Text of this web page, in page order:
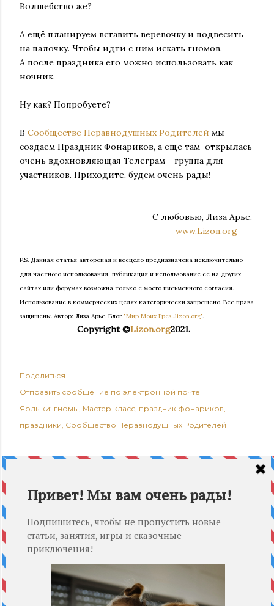
Волшебство же?
А ещё планируем вставить веревочку и подвесить
на палочку. Чтобы идти с ним искать гномов.
А после праздника его можно использовать как
ночник.
Ну как? Попробуете?
В Сообществе Неравнодушных Родителей мы
создаем Праздник Фонариков, а еще там открылась
очень вдохновляющая Телеграм - группа для
участников. Приходите, будем очень рады!
С любовью, Лиза Арье.
www.Lizon.org
P.S. Данная статья авторская и всецело предназначена исключительно
для частного использования, публикация и использование ее на других
сайтах или форумах возможна только с моего письменного согласия.
Использование в коммерческих целях категорически запрещено. Все права
защищены. Автор: Лиза Арье. Блог "Мир Моих Грез...lizon.org".
Copyright ©Lizon.org2021.
Поделиться
Отправить сообщение по электронной почте
Ярлыки: гномы Мастер класс праздник фонариков
праздники Сообщество Неравнодушных Родителей
18 марта 2025 г. в 22:30
ОТВЕТИТЬ